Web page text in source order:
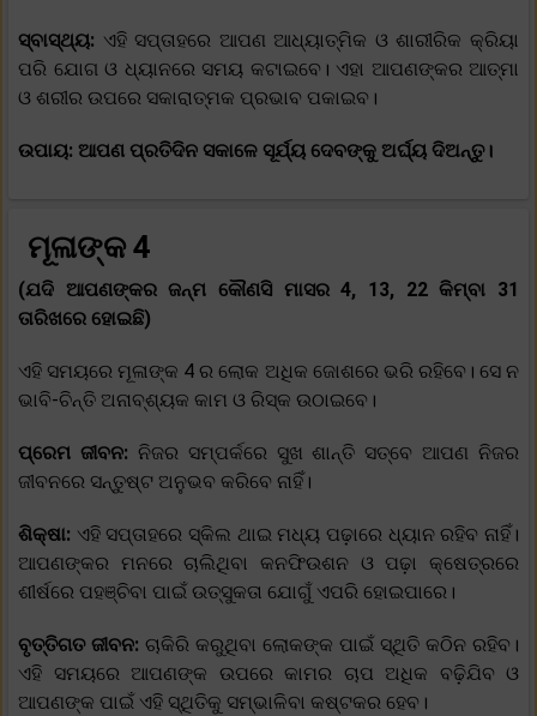
ସ୍ବାସ୍ଥ୍ୟ: ଏହି ସପ୍ତାହରେ ଆପଣ ଆଧ୍ୟାତ୍ମିକ ଓ ଶାରୀରିକ କ୍ରିୟା
ପରି ଯୋଗ ଓ ଧ୍ୟାନରେ ସମୟ କଟାଇବେ। ଏହା ଆପଣଙ୍କର ଆତ୍ମା
ଓ ଶରୀର ଉପରେ ସକାରାତ୍ମକ ପ୍ରଭାବ ପକାଇବ।
ଉପାୟ: ଆପଣ ପ୍ରତିଦିନ ସକାଳେ ସୂର୍ଯ୍ୟ ଦେବଙ୍କୁ ଅର୍ଘ୍ୟ ଦିଅନ୍ତୁ।
ମୂଳାଙ୍କ 4
(ଯଦି ଆପଣଙ୍କର ଜନ୍ମ କୌଣସି ମାସର 4, 13, 22 କିମ୍ବା 31
ତାରିଖରେ ହୋଇଛି)
ଏହି ସମୟରେ ମୂଳାଙ୍କ 4 ର ଲୋକ ଅଧିକ ଜୋଶରେ ଭରି ରହିବେ। ସେ ନ
ଭାବି-ଚିନ୍ତି ଅନାବ୍ଶ୍ୟକ କାମ ଓ ରିସ୍କ ଉଠାଇବେ।
ପ୍ରେମ ଜୀବନ: ନିଜର ସମ୍ପର୍କରେ ସୁଖ ଶାନ୍ତି ସତ୍ବେ ଆପଣ ନିଜର
ଜୀବନରେ ସନ୍ତୁଷ୍ଟ ଅନୁଭବ କରିବେ ନାହିଁ।
ଶିକ୍ଷା: ଏହି ସପ୍ତାହରେ ସ୍କିଲ ଥାଇ ମଧ୍ୟ ପଢ଼ାରେ ଧ୍ୟାନ ରହିବ ନାହିଁ।
ଆପଣଙ୍କର ମନରେ ଚାଲିଥିବା କନଫିଉଶନ ଓ ପଢ଼ା କ୍ଷେତ୍ରରେ
ଶୀର୍ଷରେ ପହଞ୍ଚିବା ପାଇଁ ଉତ୍ସୁକତା ଯୋଗୁଁ ଏପରି ହୋଇପାରେ।
ବୃତ୍ତିଗତ ଜୀବନ: ଚାକିରି କରୁଥିବା ଲୋକଙ୍କ ପାଇଁ ସ୍ଥିତି କଠିନ ରହିବ।
ଏହି ସମୟରେ ଆପଣଙ୍କ ଉପରେ କାମର ଚାପ ଅଧିକ ବଢ଼ିଯିବ ଓ
ଆପଣଙ୍କ ପାଇଁ ଏହି ସ୍ଥିତିକୁ ସମ୍ଭାଳିବା କଷ୍ଟକର ହେବ।